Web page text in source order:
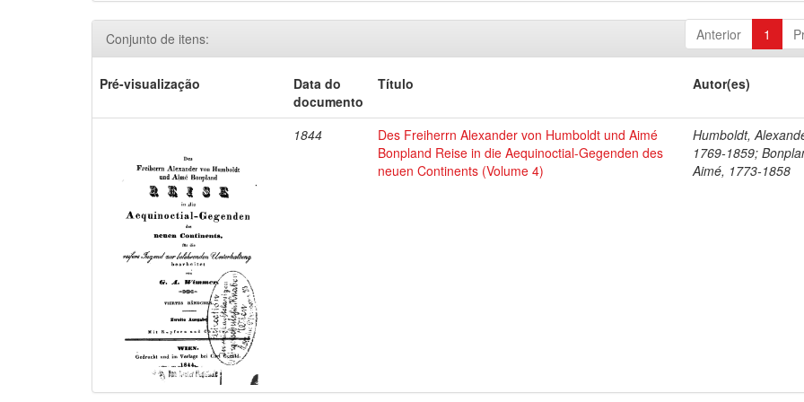
Anterior 1
Conjunto de itens:
Pré-visualização
Data do
documento
Título Autor(es)
1844
Des Freiherrn Alexander von Humboldt und Aimé
Bonpland Reise in die Aequinoctial-Gegenden des
neuen Continents (Volume 4)
Humboldt,
1769-1859;
Aimé, 1773-1858